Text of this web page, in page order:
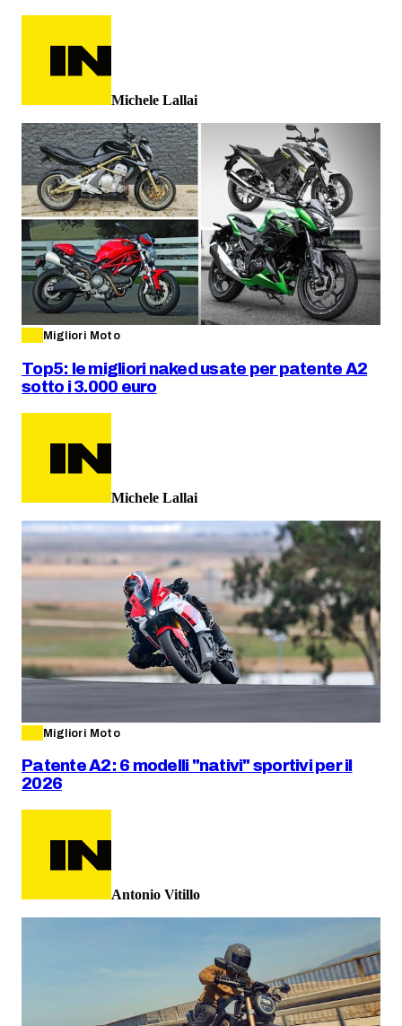
Michele Lallai
Migliori Moto
Top5: le migliori naked usate per patente A2
sotto i 3.000 euro
Michele Lallai
Migliori Moto
Patente A2: 6 modelli "nativi" sportivi per il
2026
Antonio Vitillo